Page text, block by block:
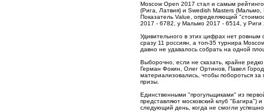
Moscow Open 2017 стал и самым
(Рига, Латвия) и Swedish Masters
Показатель Value, определяющий
2017 - 6782, у Мальмо 2017 - 6514, у
Удивительного в этих цифрах нет ровным
сразу 11 россиян, а топ-35 турнира
давно не удавалось собрать на одной
Выборочно, если не сказать, крайне
Герман Фокин, Олег Ортинов, Павел
материализовались, чтобы побороться
призы.
Единственными "прогульщиками" из
представляют московский клуб "Багира")
следующий день, когда не смогли